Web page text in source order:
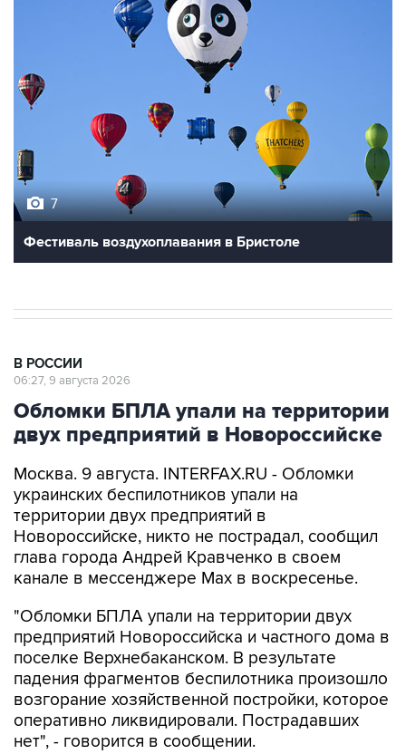
7
Фестиваль воздухоплавания в Бристоле
В РОССИИ
06:27, 9 августа 2026
Обломки БПЛА упали на территории
двух предприятий в Новороссийске
Москва. 9 августа. INTERFAX.RU - Обломки
украинских беспилотников упали на
территории двух предприятий в
Новороссийске, никто не пострадал, сообщил
глава города Андрей Кравченко в своем
канале в мессенджере Max в воскресенье.
"Обломки БПЛА упали на территории двух
предприятий Новороссийска и частного дома в
поселке Верхнебаканском. В результате
падения фрагментов беспилотника произошло
возгорание хозяйственной постройки, которое
оперативно ликвидировали. Пострадавших
нет", - говорится в сообщении.